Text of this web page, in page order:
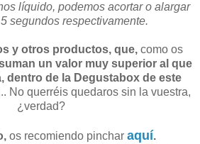
líquido, podemos acortar o alargar
segundos respectivamente.
y otros productos, que, como os
un valor muy superior al que
dentro de la Degustabox de este
No querréis quedaros sin la vuestra,
¿verdad?
os recomiendo pinchar aquí.